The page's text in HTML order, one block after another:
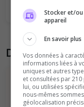
Donner son
Stocker et/ou
appareil
En savoir plus
Vos données à
informations liées à
uniques et autres
et consultées par
lui, ou utilisées
nous-mêmes
géolocalisation